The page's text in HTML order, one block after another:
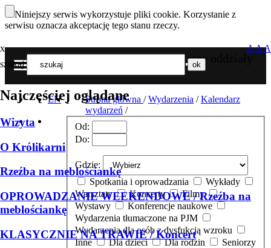
Niniejszy serwis wykorzystuje pliki cookie. Korzystanie z
serwisu oznacza akceptację tego stanu rzeczy.
Nasze oddziały
MENU
x
szukaj
Najczęściej oglądane
Wizyta
O Królikarni
Rzeźba na meblościankę
OPROWADZANIE WEEKENDOWE / Rzeźba na
meblościankę
KLASYCZNIE NA TRAWIE / Koncert
AAA
EN Strona główna / Wydarzenia /Kalendarz
wydarzeń /
Od:
Do:
Gdzie:
Spotkania i oprowadzania
Wykłady
Warsztaty
Koncerty
Filmy
Wystawy
Konferencje naukowe
Wydarzenia tłumaczone na PJM
Wydarzenia dla osób z dysfukcją wzroku
Inne
Dla dzieci Dla rodzin
Seniorzy